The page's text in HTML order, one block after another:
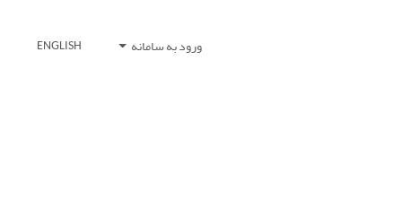
ورود به سامانه ENGLISH